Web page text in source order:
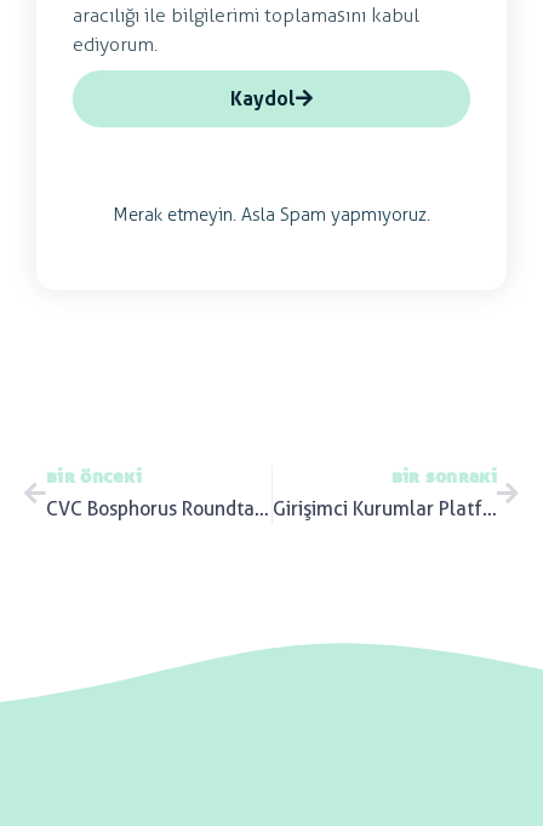
aracılığı ile bilgilerimi toplamasını kabul
ediyorum.
Kaydol
Merak etmeyin. Asla Spam yapmıyoruz.
bir önceki
CVC Bosphorus Roundtable: Fund of Funds
bir sonraki
Girişimci Kurumlar Platformu 2026 Yeni Dönem Danışma Kurulu Toplantısı